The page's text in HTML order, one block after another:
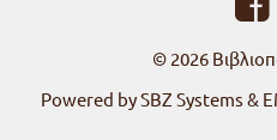
© 2026
Powered by SBZ Systems &